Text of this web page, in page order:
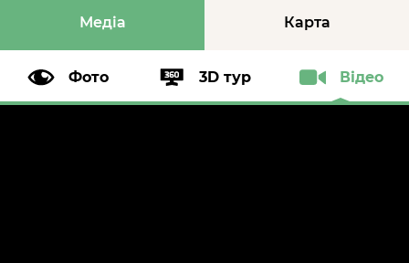
Медіа Карта
Фото 3D тур Відео